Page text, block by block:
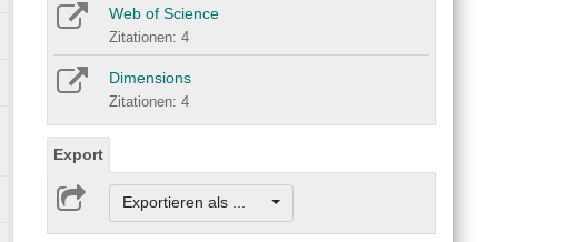
Web of Science
Zitationen: 4
Dimensions
Zitationen: 4
Export
Exportieren als ...